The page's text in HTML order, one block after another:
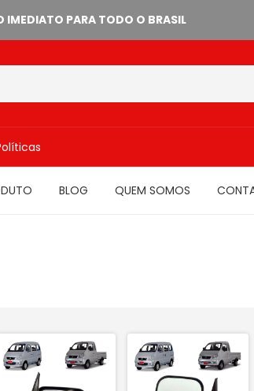
IMEDIATO PARA TODO O BRASIL
BLOG QUEM SOMOS